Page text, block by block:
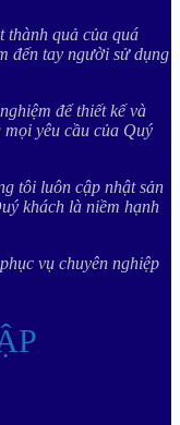
thành quả của quá
đến tay người sử dụng
để thiết kế và
yêu cầu của Quý
tôi luôn cập nhật sản
khách là niềm hạnh
vụ chuyên nghiệp